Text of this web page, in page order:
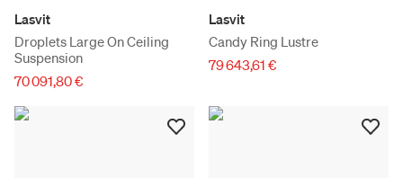
Lasvit
Droplets Large On Ceiling
Suspension
70 091,80 €
Lasvit
Candy Ring Lustre
79 643,61 €